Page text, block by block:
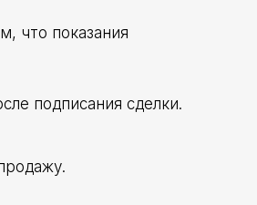
что показания
подписания сделки.